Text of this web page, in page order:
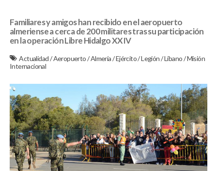
Familiares y amigos han recibido en el aeropuerto
almeriense a cerca de 200 militares tras su participación
en la operación Libre Hidalgo XXIV
Actualidad/Aeropuerto/Almería/Ejército/Legión/Líbano/Misión
Internacional